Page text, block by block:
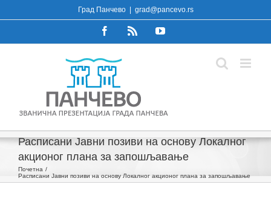
to
Град Панчево grad@pancevo.rs
FacebookRss YouTube
Расписани Јавни позиви на основу Локалног
акционог плана за запошљавање
Почетна
Расписани Јавни позиви на основу Локалног акционог плана за запошљавање